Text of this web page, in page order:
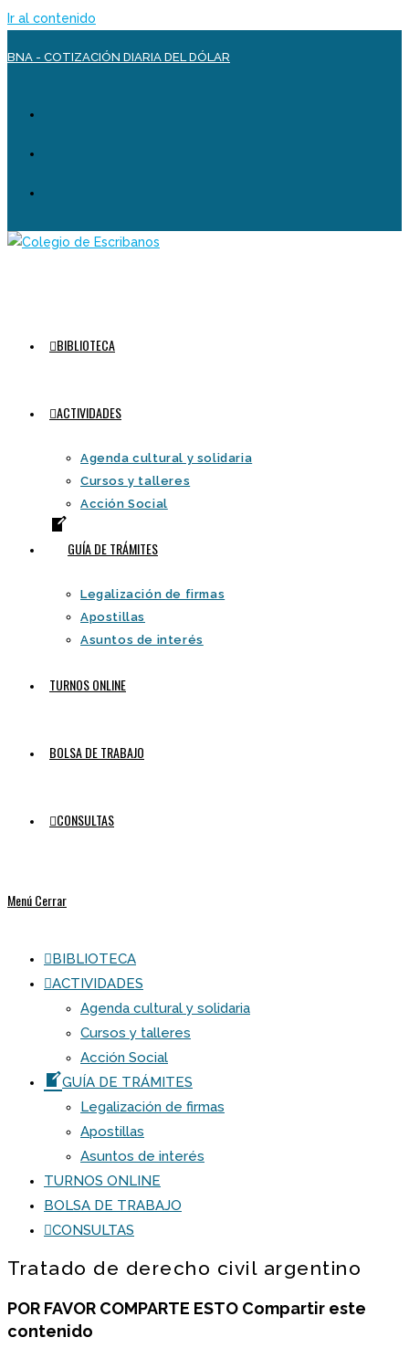
Ir al contenido
BNA - COTIZACIÓN DIARIA DEL DÓLAR
BIBLIOTECA
ACTIVIDADES
Agenda cultural y solidaria
Cursos y talleres
Acción Social
GUÍA DE TRÁMITES
Legalización de firmas
Apostillas
Asuntos de interés
TURNOS ONLINE
BOLSA DE TRABAJO
CONSULTAS
MenúCerrar
BIBLIOTECA
ACTIVIDADES
Agenda cultural y solidaria
Cursos y talleres
Acción Social
GUÍA DE TRÁMITES
Legalización de firmas
Apostillas
Asuntos de interés
TURNOS ONLINE
BOLSA DE TRABAJO
CONSULTAS
Tratado de derecho civil argentino
POR FAVOR COMPARTE ESTO Compartir este
contenido